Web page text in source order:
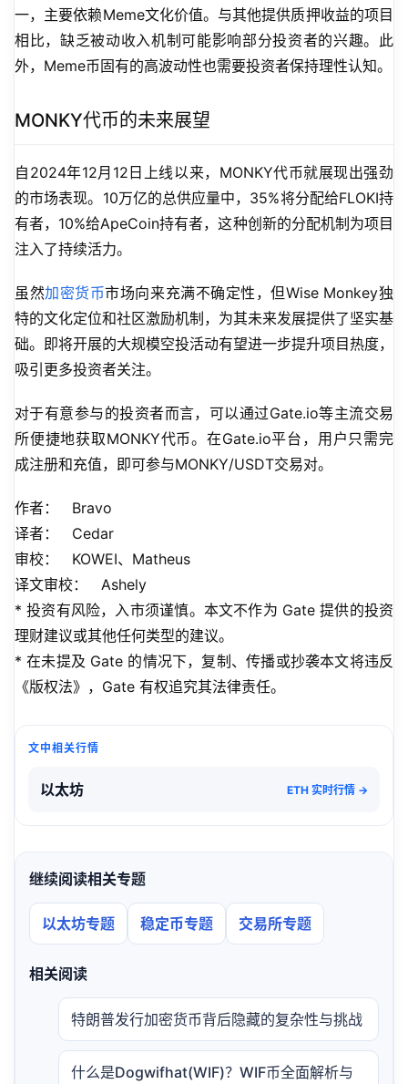
一，主要依赖Meme文化价值。与其他提供质押收益的项目
相比，缺乏被动收入机制可能影响部分投资者的兴趣。此
外，Meme币固有的高波动性也需要投资者保持理性认知。
MONKY代币的未来展望
自2024年12月12日上线以来，MONKY代币就展现出强劲
的市场表现。10万亿的总供应量中，35%将分配给FLOKI持
有者，10%给ApeCoin持有者，这种创新的分配机制为项目
注入了持续活力。
虽然加密货币市场向来充满不确定性，但Wise Monkey独
特的文化定位和社区激励机制，为其未来发展提供了坚实基
础。即将开展的大规模空投活动有望进一步提升项目热度，
吸引更多投资者关注。
对于有意参与的投资者而言，可以通过Gate.io等主流交易
所便捷地获取MONKY代币。在Gate.io平台，用户只需完
成注册和充值，即可参与MONKY/USDT交易对。
作者：   Bravo
译者：   Cedar
审校：   KOWEI、Matheus
译文审校：   Ashely
* 投资有风险，入市须谨慎。本文不作为 Gate 提供的投资
理财建议或其他任何类型的建议。
* 在未提及 Gate 的情况下，复制、传播或抄袭本文将违反
《版权法》，Gate 有权追究其法律责任。
文中相关行情
以太坊 ETH 实时行情 →
继续阅读相关专题
以太坊专题 稳定币专题 交易所专题
相关阅读
特朗普发行加密货币背后隐藏的复杂性与挑战
什么是Dogwifhat(WIF)？WIF币全面解析与